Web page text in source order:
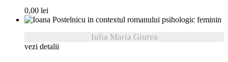
0,00 lei
Iulia Maria Giurea
vezi detalii